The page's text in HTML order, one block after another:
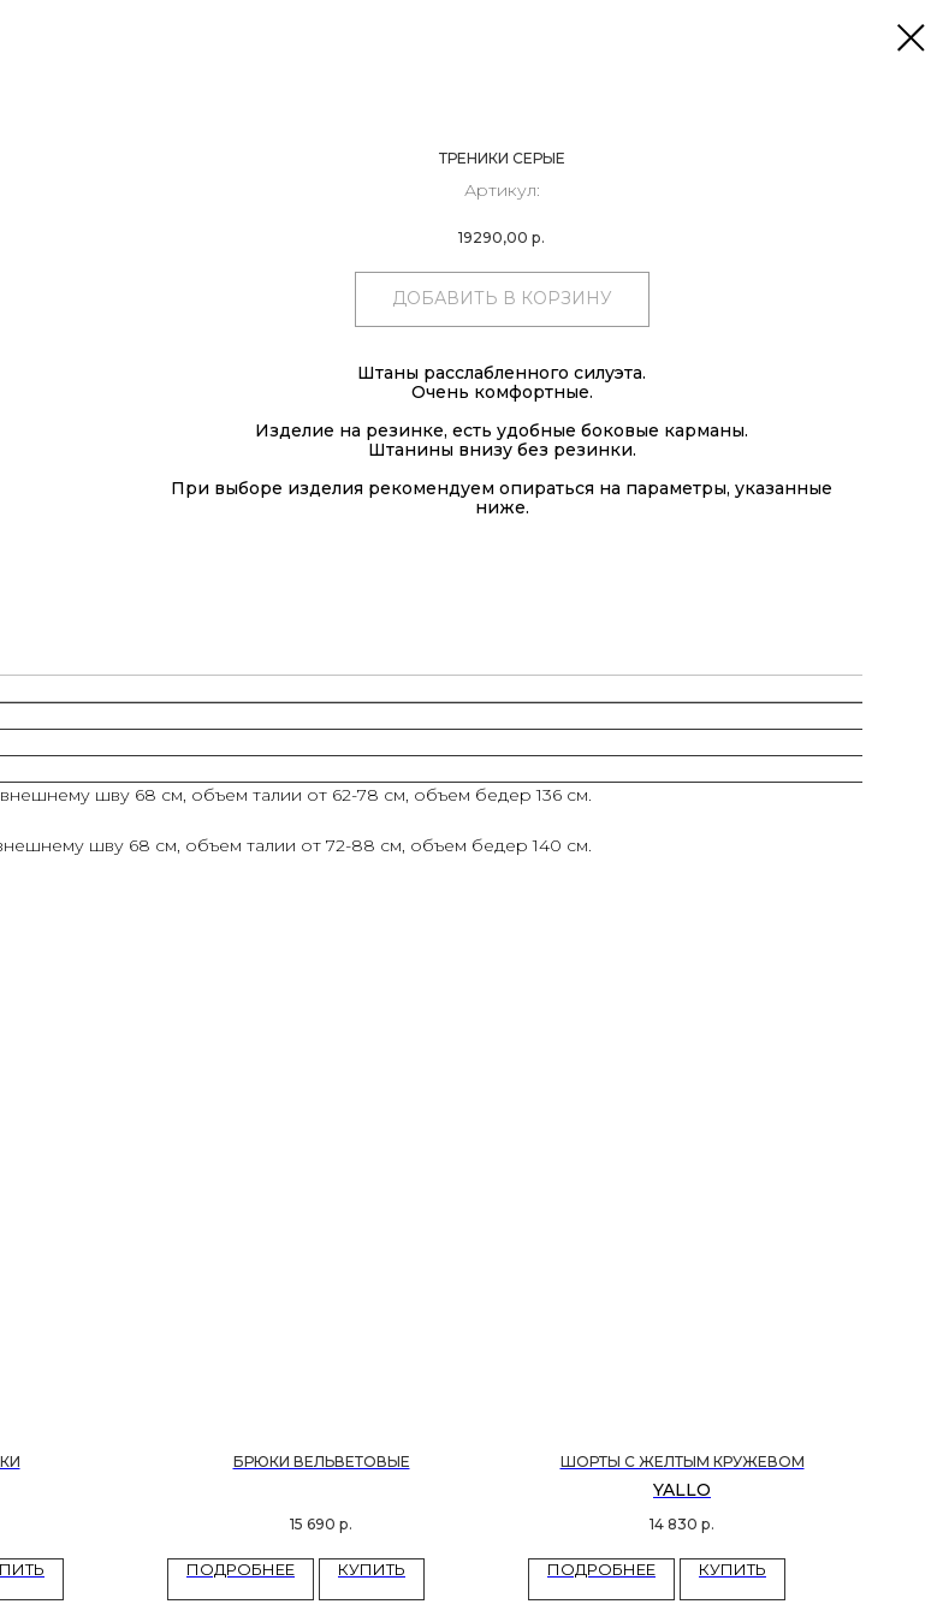
ТРЕНИКИ СЕРЫЕ
Артикул:
19290,00 р.
ДОБАВИТЬ В КОРЗИНУ
Штаны расслабленного силуэта.
Очень комфортные.
Изделие на резинке, есть удобные боковые карманы.
Штанины внизу без резинки.
При выборе изделия рекомендуем опираться на параметры, указанные
ниже.
шву 68 см, объем талии от 62-78 см, объем бедер 136 см.
шву 68 см, объем талии от 72-88 см, объем бедер 140 см.
БРЮКИ ВЕЛЬВЕТОВЫЕ
15 690 р.
ПОДРОБНЕЕ КУПИТЬ
ШОРТЫ С ЖЕЛТЫМ КРУЖЕВОМ
YALLO
14 830 р.
ПОДРОБНЕЕ КУПИТЬ